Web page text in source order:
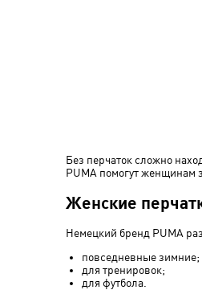
Без перчаток сложно
PUMA помогут женщинам
Женские
Немецкий бренд PUMA
повседневные зимние;
для тренировок;
для футбола.